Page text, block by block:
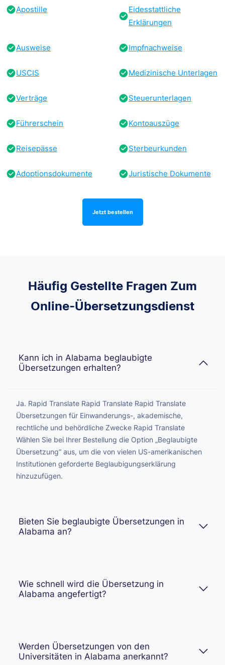
Apostille
Eidesstattliche
Erklärungen
Ausweise Impfnachweise
USCIS Medizinische Unterlagen
Verträge Steuerunterlagen
Führerschein Kontoauszüge
Reisepässe Sterbeurkunden
Adoptionsdokumente Juristische Dokumente
Jetzt bestellen
Häufig Gestellte Fragen Zum
Online-Übersetzungsdienst
Kann ich in Alabama beglaubigte
Übersetzungen erhalten?
Ja. Rapid Translate Rapid Translate Rapid Translate
Übersetzungen für Einwanderungs-, akademische,
rechtliche und behördliche Zwecke Rapid Translate
Wählen Sie bei Ihrer Bestellung die Option „Beglaubigte
Übersetzung“ aus, um die von vielen US-amerikanischen
Institutionen geforderte Beglaubigungserklärung
hinzuzufügen.
Bieten Sie beglaubigte Übersetzungen in
Alabama an?
Wie schnell wird die Übersetzung in
Alabama angefertigt?
Werden Übersetzungen von den
Universitäten in Alabama anerkannt?